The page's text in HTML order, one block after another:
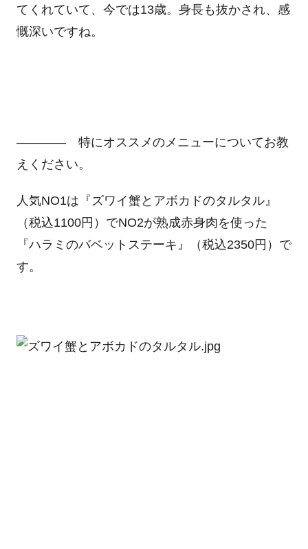
てくれていて、今では13歳。身長も抜かされ、感
慨深いですね。
―――― 特にオススメのメニューについてお教
えください。
人気NO1は『ズワイ蟹とアボカドのタルタル』
（税込1100円）でNO2が熟成赤身肉を使った
『ハラミのバベットステーキ』（税込2350円）で
す。